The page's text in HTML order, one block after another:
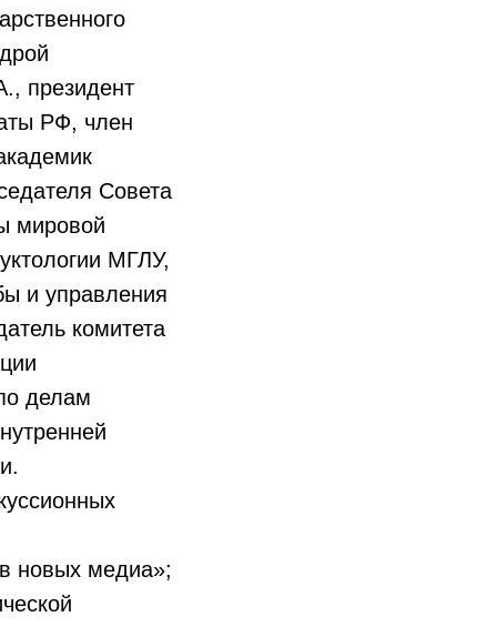
президент
РФ, член
Совета
мировой
МГЛУ,
и управления
комитета
делам
новых медиа»;